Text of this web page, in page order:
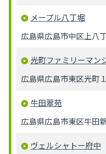
メープル八丁堀
広島県広島市中区上八
光町ファミリーマン
広島県広島市東区光町
牛田翠苑
広島県広島市東区牛田
ヴェルシャトー府中